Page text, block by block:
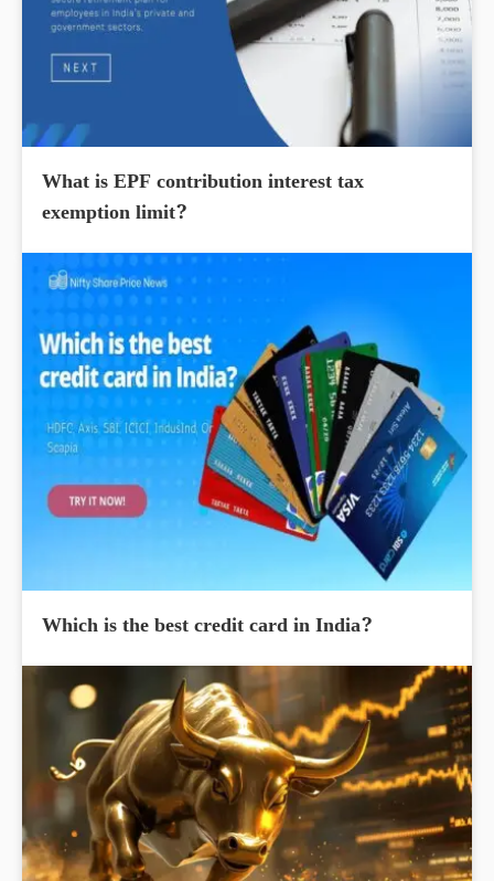
What is EPF contribution interest tax
exemption limit?
Which is the best credit card in India?